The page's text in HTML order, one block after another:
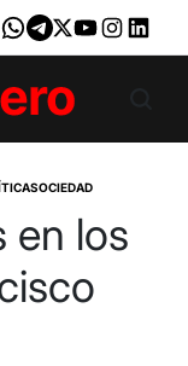
Whatsapp
Telegram
X YoutubeInstagram
SOCIEDAD
en los